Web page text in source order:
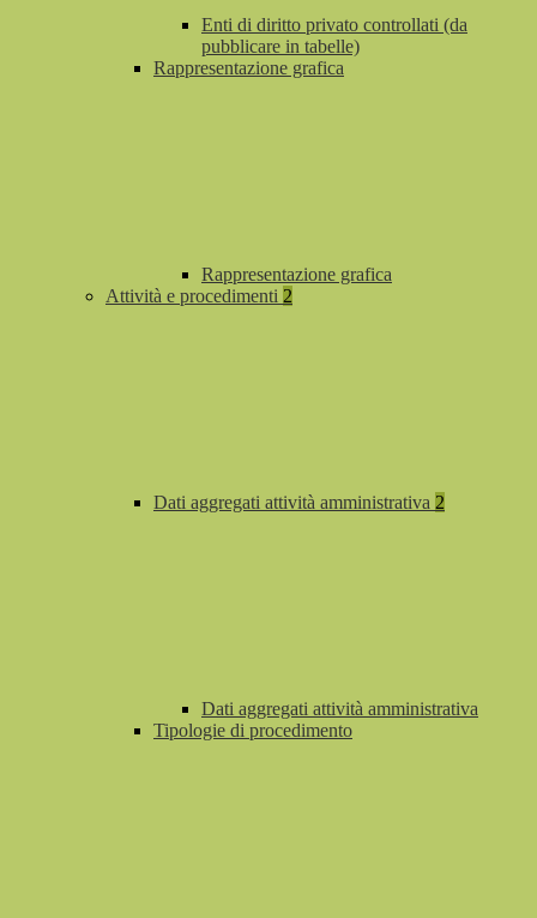
Enti di diritto privato controllati (da
pubblicare in tabelle)
Rappresentazione grafica
Rappresentazione grafica
Attività e procedimenti 2
Dati aggregati attività amministrativa 2
Dati aggregati attività amministrativa
Tipologie di procedimento